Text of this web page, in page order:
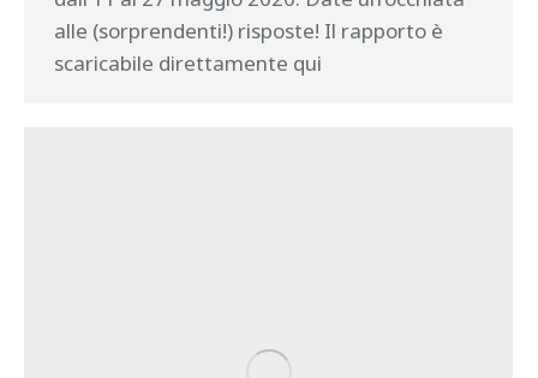
alle (sorprendenti!) risposte! Il rapporto è
scaricabile direttamente qui